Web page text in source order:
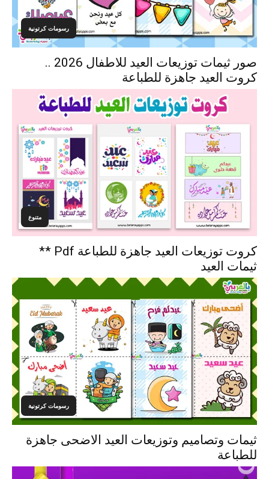
رسومات كرتونية
صور ثيمات توزيعات العيد للاطفال 2026 ..
كروت العيد جاهزة للطباعة
متنوع
كروت توزيعات العيد جاهزة للطباعة Pdf **
ثيمات العيد
رسومات كرتونية
ثيمات وتصاميم وتوزيعات العيد الاضحى جاهزة
للطباعة